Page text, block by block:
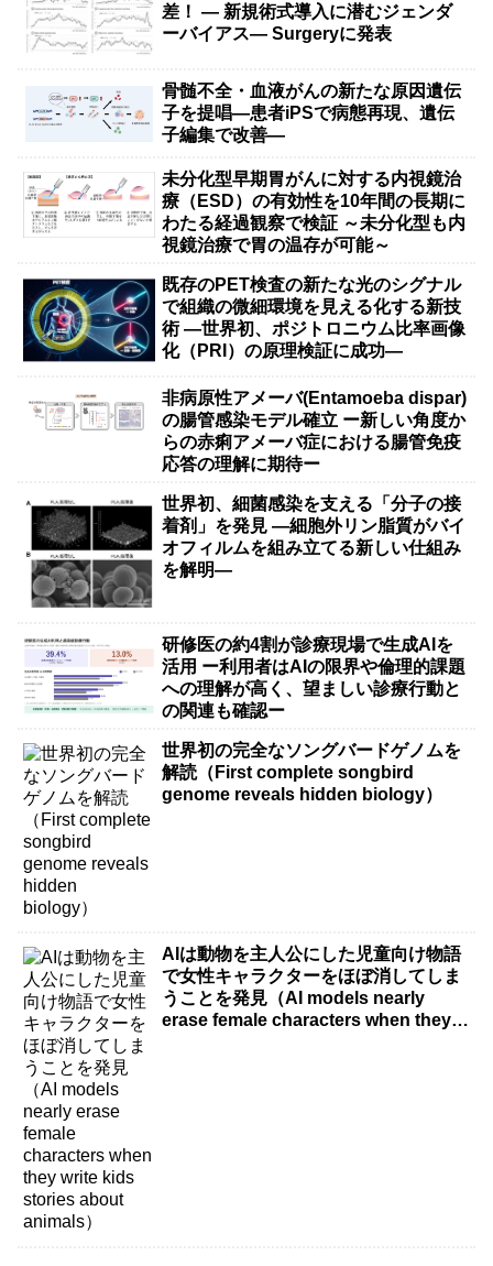
差！ — 新規術式導入に潜むジェンダ
ーバイアス— Surgeryに発表
骨髄不全・血液がんの新たな原因遺伝
子を提唱―患者iPSで病態再現、遺伝
子編集で改善―
未分化型早期胃がんに対する内視鏡治
療（ESD）の有効性を10年間の長期に
わたる経過観察で検証 ～未分化型も内
視鏡治療で胃の温存が可能～
既存のPET検査の新たな光のシグナル
で組織の微細環境を見える化する新技
術 ―世界初、ポジトロニウム比率画像
化（PRI）の原理検証に成功―
非病原性アメーバ(Entamoeba dispar)
の腸管感染モデル確立 ー新しい角度か
らの赤痢アメーバ症における腸管免疫
応答の理解に期待ー
世界初、細菌感染を支える「分子の接
着剤」を発見 ―細胞外リン脂質がバイ
オフィルムを組み立てる新しい仕組み
を解明―
研修医の約4割が診療現場で生成AIを
活用 ー利用者はAIの限界や倫理的課題
への理解が高く、望ましい診療行動と
の関連も確認ー
世界初の完全なソングバードゲノムを
解読（First complete songbird
genome reveals hidden biology）
AIは動物を主人公にした児童向け物語
で女性キャラクターをほぼ消してしま
うことを発見（AI models nearly
erase female characters when they